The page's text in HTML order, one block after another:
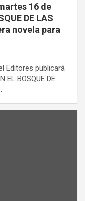
16 de
DE LAS
novela para
Editores publicará
EL BOSQUE DE